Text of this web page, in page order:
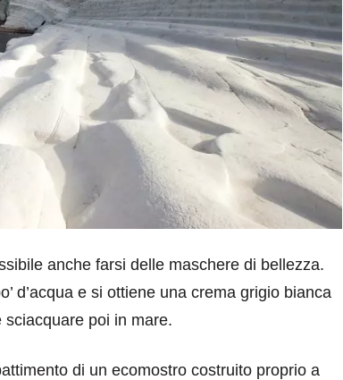
anche farsi delle maschere di bellezza.
d’acqua e si ottiene una crema grigio bianca
poi in mare.
di un ecomostro costruito proprio a